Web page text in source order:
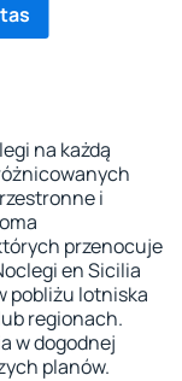
na każdą
i
przenocuje
en Sicilia
pobliżu lotniska
regionach.
w dogodnej
planów.